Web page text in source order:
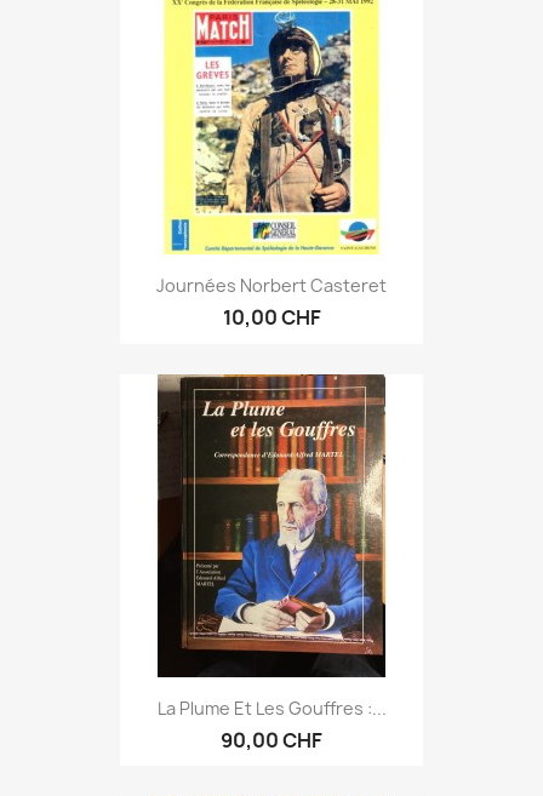
Journées Norbert Casteret
10,00 CHF
La Plume Et Les Gouffres :...
90,00 CHF